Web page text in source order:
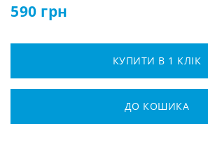
590 грн
КУПИТИ В 1 КЛІК
ДО КОШИКА